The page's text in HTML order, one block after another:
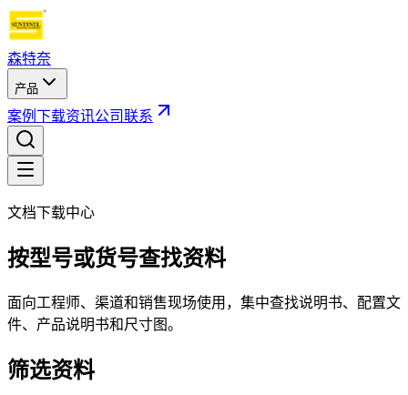
森特奈
产品
案例 下载资讯公司联系
文档下载中心
按型号或货号查找资料
面向工程师、渠道和销售现场使用，集中查找说明书、配置文
件、产品说明书和尺寸图。
筛选资料